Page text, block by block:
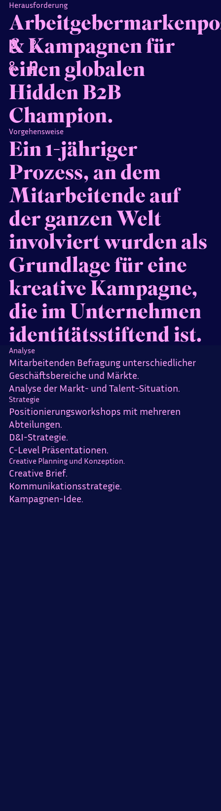
Herausforderung
& Kampagnen für
einen globalen
Hidden B2B
Champion.
Vorgehensweise
Ein 1-jähriger
Prozess, an dem
Mitarbeitende auf
der ganzen Welt
involviert wurden als
Grundlage für eine
kreative Kampagne,
die im Unternehmen
identitätsstiftend ist.
Analyse
Mitarbeitenden Befragung unterschiedlicher
Geschäftsbereiche und Märkte.
Analyse der Markt- und Talent-Situation.
Strategie
Positionierungsworkshops mit mehreren
Abteilungen.
D&I-Strategie.
C-Level Präsentationen.
Creative Planning und Konzeption.
Creative Brief.
Kommunikationsstrategie.
Kampagnen-Idee.